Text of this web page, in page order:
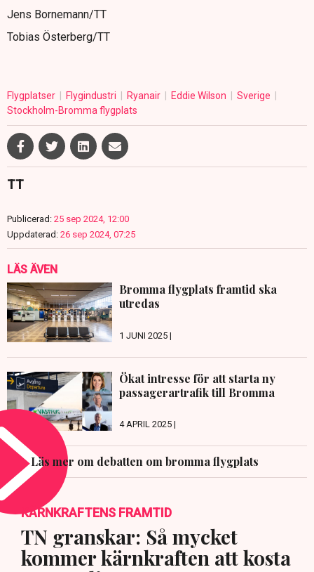
Jens Bornemann/TT
Tobias Österberg/TT
Flygplatser Flygindustri Ryanair Eddie Wilson
Sverige
Stockholm-Bromma flygplats
TT
Publicerad: 25 sep 2024, 12:00
Uppdaterad: 26 sep 2024, 07:25
LÄS ÄVEN
Bromma flygplats framtid ska
utredas
1 JUNI 2025 |
Ökat intresse för att starta ny
passagerartrafik till Bromma
4 APRIL 2025 |
Läs mer om debatten om bromma flygplats
KÄRNKRAFTENS FRAMTID
TN granskar: Så mycket
kommer kärnkraften att kosta